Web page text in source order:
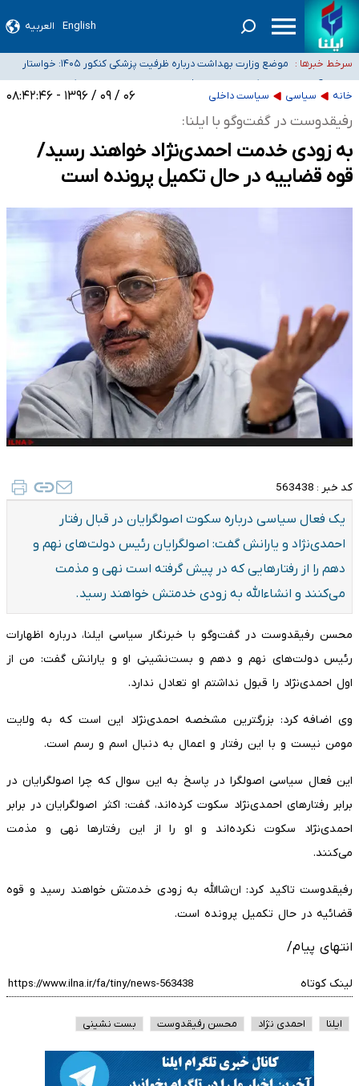
English العربیه
سرخط خبرها :
۴۰ تا ۵۰ روز گرمای نسبی در پیش داریم/ دمای تهران به ۳۸ درجه می‌رسد
موضع وزارت بهداشت درباره ظرفیت پزشکی کنکور ۱۴۰۵: خواستار
اصلاح ظرفیت‌ها هستیم، اما هنوز پاسخ مشخصی نگرفته‌ایم
تعویق آزمون ورودی دکترای تخصصی فرماندهی صحنه عملیات و
دکترای تخصصی جغرافیای نظامی دافوس آجا
خبرنگاران راویان حقیقت با دغدغه نان، مسکن و بیمه
آخرین وضعیت شیوع عفونت‌های تنفسی در کشور/ خوزستان و کرمان بالاتر از
خانه سیاسی سیاست داخلی ۰۶ / ۰۹ / ۱۳۹۶ - ۰۸:۴۲:۴۶
رفیقدوست در گفت‌و‌گو با ایلنا:
به زودی خدمت احمدی‌نژاد خواهند رسید/
قوه قضاییه در حال تکمیل پرونده است
کد خبر : 563438
یک فعال سیاسی درباره سکوت اصولگرایان در قبال رفتار
احمدی‌نژاد و یارانش گفت: اصولگرایان رئیس دولت‌های نهم و
دهم را از رفتارهایی که در پیش گرفته است نهی و مذمت
می‌کنند و انشاءالله به زودی خدمتش خواهند رسید.
محسن رفیقدوست در گفت‌وگو با خبرنگار سیاسی ایلنا، درباره اظهارات
رئیس دولت‌های نهم و دهم و بست‌نشینی او و یارانش گفت: من از
اول احمدی‌نژاد را قبول نداشتم او تعادل ندارد.
وی اضافه کرد: بزرگترین مشخصه احمدی‌نژاد این است که به ولایت
مومن نیست و با این رفتار و اعمال به دنبال اسم و رسم است.
این فعال سیاسی اصولگرا در پاسخ به این سوال که چرا اصولگرایان در
برابر رفتارهای احمدی‌نژاد سکوت کرده‌اند، گفت: اکثر اصولگرایان در برابر
احمدی‌نژاد سکوت نکرده‌اند و او را از این رفتارها نهی و مذمت
می‌کنند.
رفیقدوست تاکید کرد: ان‌شاالله به زودی خدمتش خواهند رسید و قوه
قضائیه در حال تکمیل پرونده است.
انتهای پیام/
لینک کوتاه
ایلنا احمدی نژاد محسن رفیقدوست بست نشینی